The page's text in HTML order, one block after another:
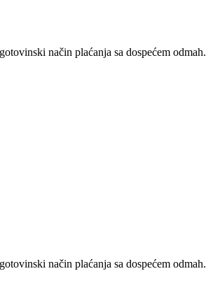
način plaćanja sa dospećem odmah.
način plaćanja sa dospećem odmah.